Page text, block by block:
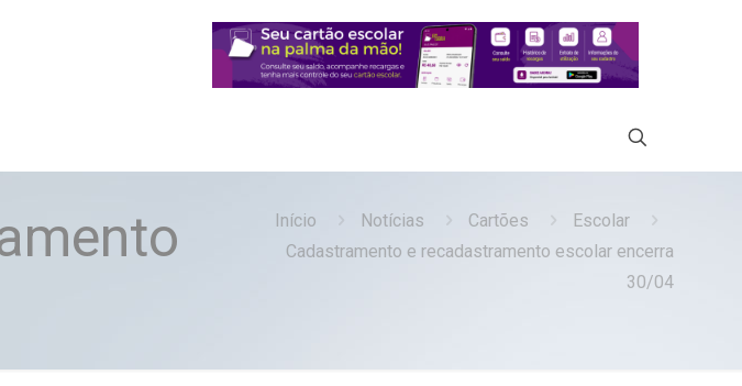
Início Notícias Cartões
Escolar
Cadastramento e recadastramento escolar encerra
30/04